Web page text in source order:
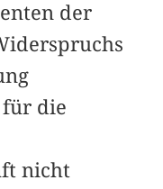
der
für die
nicht